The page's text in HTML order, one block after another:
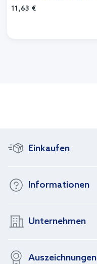
11,63 €
Einkaufen
Informationen
Unternehmen
Auszeichnungen